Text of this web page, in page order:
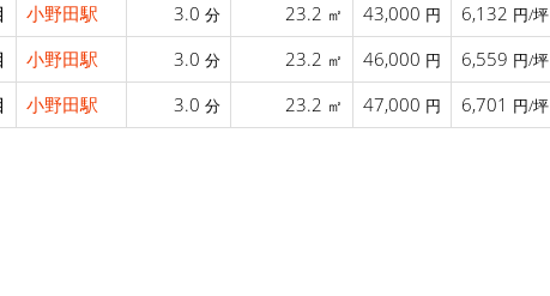
小野田駅 3.0 分 23.2 ㎡ 43,000 円 6,132 円/坪
小野田駅 3.0 分 23.2 ㎡ 46,000 円 6,559 円/坪
小野田駅 3.0 分 23.2 ㎡ 47,000 円 6,701 円/坪